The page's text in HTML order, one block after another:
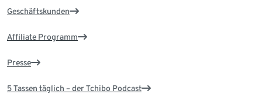
Geschäftskunden
Affiliate Programm
Presse
5 Tassen täglich – der Tchibo Podcast